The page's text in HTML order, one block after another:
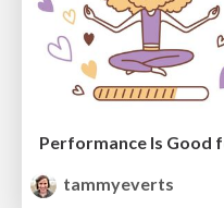
tammyeverts